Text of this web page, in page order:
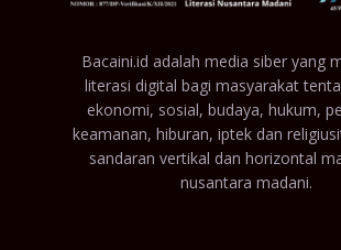
Bacaini.id adalah media siber yang
literasi digital bagi masyarakat
ekonomi, sosial, budaya, hukum,
keamanan, hiburan, iptek dan
sandaran vertikal dan horizontal
nusantara madani.